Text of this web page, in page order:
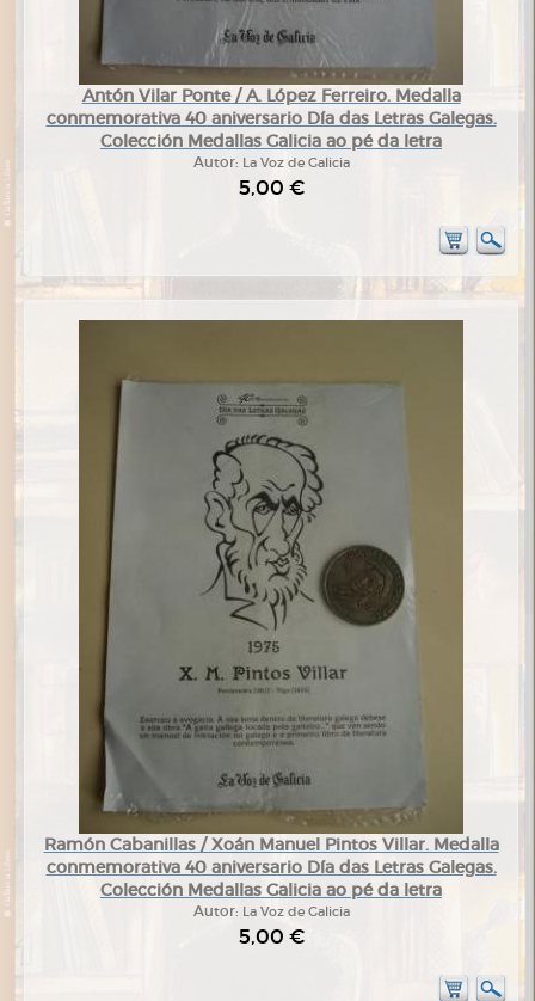
Antón Vilar Ponte / A. López Ferreiro. Medalla
conmemorativa 40 aniversario Día das Letras Galegas.
Colección Medallas Galicia ao pé da letra
Autor: La Voz de Galicia
5,00 €
Ramón Cabanillas / Xoán Manuel Pintos Villar. Medalla
conmemorativa 40 aniversario Día das Letras Galegas.
Colección Medallas Galicia ao pé da letra
Autor: La Voz de Galicia
5,00 €